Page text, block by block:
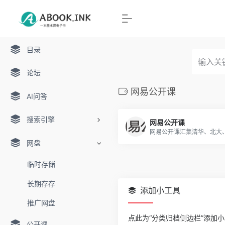
目录
论坛
AI问答
搜索引擎
网盘
临时存储
长期存存
推广网盘
网易公开课
网易公开课
添加小工具
点此为“分类归档侧边栏”添加